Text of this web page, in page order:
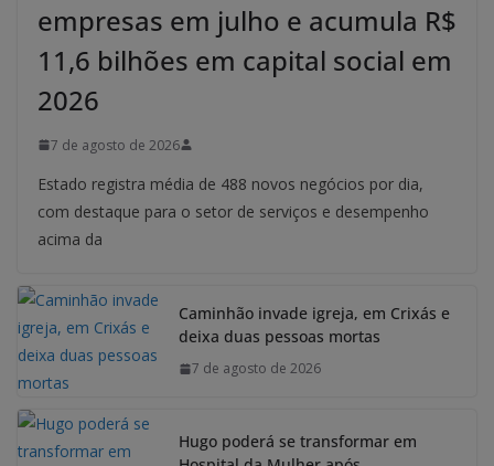
empresas em julho e acumula R$
11,6 bilhões em capital social em
2026
7 de agosto de 2026
Estado registra média de 488 novos negócios por dia,
com destaque para o setor de serviços e desempenho
acima da
Caminhão invade igreja, em Crixás e
deixa duas pessoas mortas
7 de agosto de 2026
Hugo poderá se transformar em